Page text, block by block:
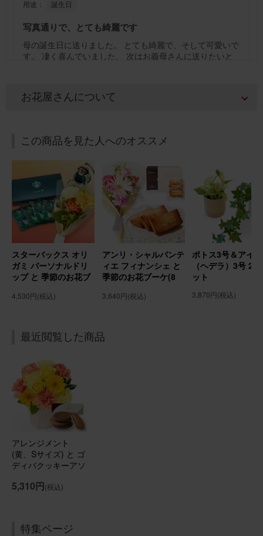
用途： 誕生日
写真通りで、とても綺麗です
母の誕生日に送りました。 とても綺麗で、そして可愛いで
す。 凄く喜んでいました。 次はお義母さんに送りたいと
アレンジメント(黄色) Sサイズ Happy Birthday カード付き
誕生日プレゼントに
母の誕生日プレゼントに送りました。 花は好きだけれど、
自分で買うのは中々ハードルが高いので嬉しいと喜んでも
らえました。
アレンジメント(ピンク) Sサイズ
2026/02/02
用途：
誕生日
友人母の誕生日プレゼントに贈らせていただきました。 お
部屋が華やかになったと喜んで貰えました！
アレンジメント(ピンク)Sサイズ Happy Birthdayバルーン
ブルーミーユーザーさん
素敵な！
お花屋さんについて
この商品を見た人へのオススメ
スターバックス オリ
ガミ パーソナルドリ
ップ と 季節のお花ブ
youカード付き
4,530円(税込)
アンリ・シャルパンテ
ィエ フィナンシェ と
季節のお花ブーケ(8
ド付き
3,640円(税込)
ポトス3号＆アイ
（ヘデラ）3号 2
ット
3,870円(税込)
最近閲覧した商品
アレンジメント
(黄、Sサイズ) と ゴ
ディバクッキーアソ
ト
5,310円(税込)
特集ページ